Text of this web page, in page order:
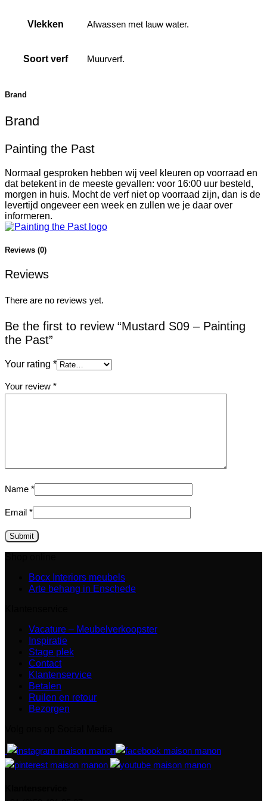
Vlekken Afwassen met lauw water.
Soort verf Muurverf.
Brand
Brand
Painting the Past
Normaal gesproken hebben wij veel kleuren op voorraad en
dat betekent in de meeste gevallen: voor 16:00 uur besteld,
morgen in huis. Mocht de verf niet op voorraad zijn, dan is de
levertijd ongeveer een week en zullen we je daar over
informeren.
Reviews (0)
Reviews
There are no reviews yet.
Be the first to review “Mustard S09 – Painting
the Past”
Your rating *
Your review *
Name *
Email *
Bocx Interiors meubels
Arte behang in Enschede
Vacature – Meubelverkoopster
Inspiratie
Stage plek
Contact
Klantenservice
Betalen
Ruilen en retour
Bezorgen